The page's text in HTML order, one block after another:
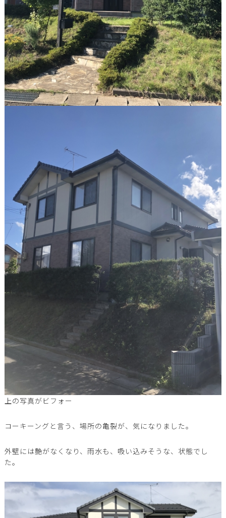
上の写真がビフォー
コーキーングと言う、場所の亀裂が、気になりました。
外壁には艶がなくなり、雨水も、吸い込みそうな、状態でし
た。